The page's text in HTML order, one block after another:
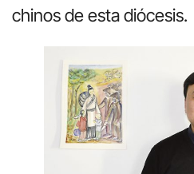
chinos de esta diócesis.